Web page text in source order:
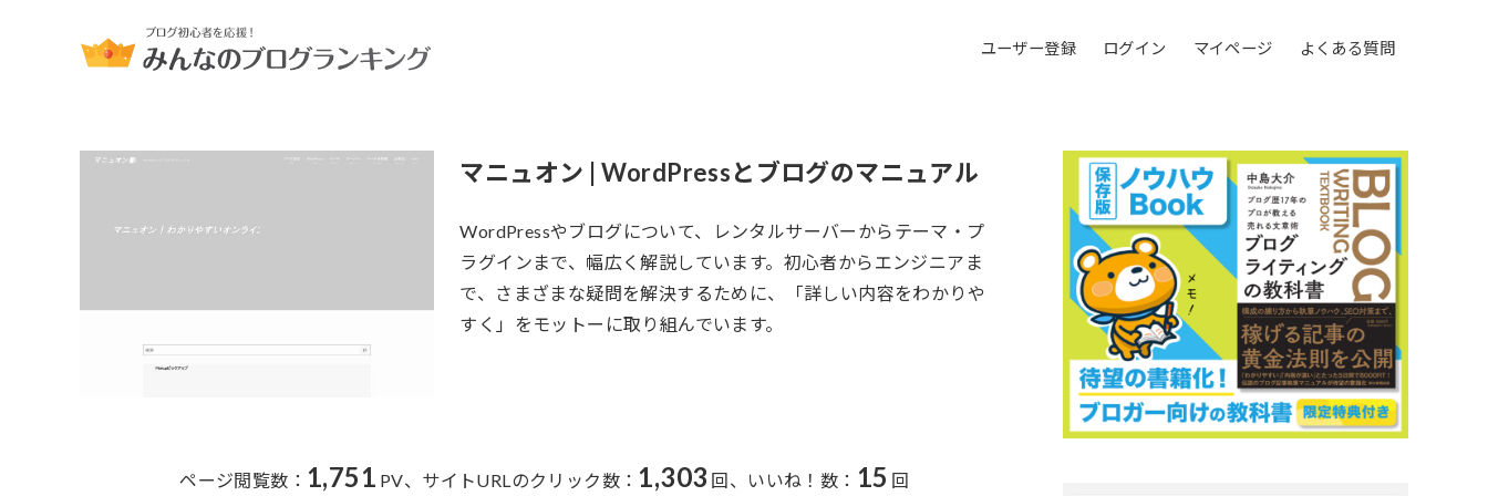
ユーザー登録 ログイン マイページ よくある質問
マニュオン | WordPressとブログのマニュアル
WordPressやブログについて、レンタルサーバーからテーマ・プ
ラグインまで、幅広く解説しています。初心者からエンジニアま
で、さまざまな疑問を解決するために、「詳しい内容をわかりや
すく」をモットーに取り組んでいます。
ページ閲覧数： 1,751 PV、 サイトURLのクリック数： 1,303 回、 いいね！数： 15 回